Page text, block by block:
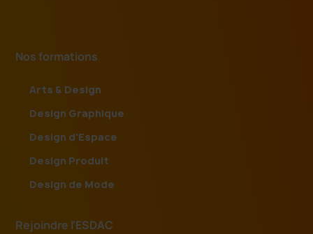
Nos formations
Arts & Design
Design Graphique
Design d'Espace
Design Produit
Design de Mode
Rejoindre l'ESDAC